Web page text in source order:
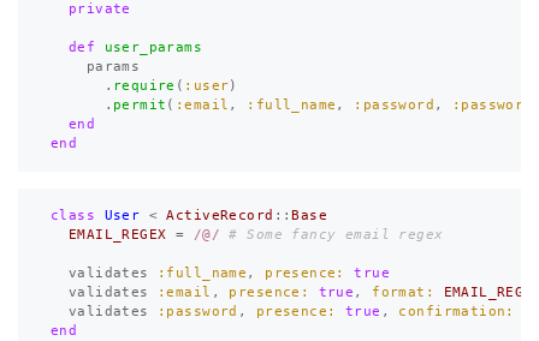
private
def
user_params
params
. require ( :user)
. permit ( :email , :full_name , :password ,
end
end
class User < ActiveRecord ::Base
EMAIL_REGEX
= /@/ # Some fancy email regex
validates :full_name , presence: true
validates
:email , presence: true , format:
validates
:password , presence: true , confirmation:
end